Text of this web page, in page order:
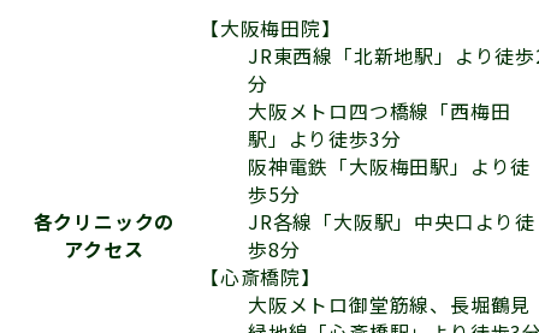
各クリニックの
アクセス
【大阪梅田院】
JR東西線「北新地駅」より徒
分
大阪メトロ四つ橋線「西梅田
駅」より徒歩3分
阪神電鉄「大阪梅田駅」より徒
歩5分
JR各線「大阪駅」中央口より徒
歩8分
【心斎橋院】
大阪メトロ御堂筋線、長堀鶴見